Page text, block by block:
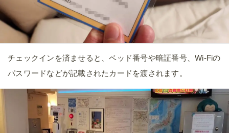
チェックインを済ませると、ベッド番号や暗証番号、Wi-Fiの
パスワードなどが記載されたカードを渡されます。